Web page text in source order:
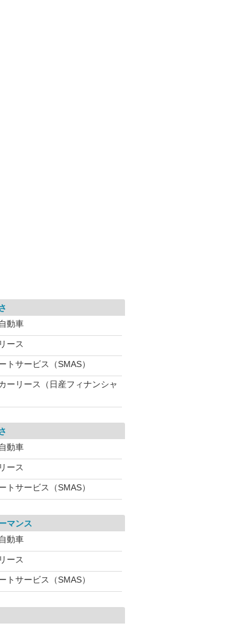
動車
ース
トサービス（SMAS）
ーリース（日産フィナンシャ
動車
ース
トサービス（SMAS）
マンス
動車
ース
トサービス（SMAS）